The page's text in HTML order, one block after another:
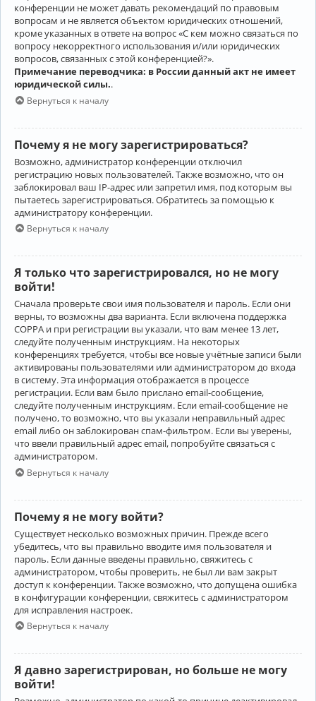
конференции не может давать рекомендаций по правовым
вопросам и не является объектом юридических отношений,
кроме указанных в ответе на вопрос «С кем можно связаться по
вопросу некорректного использования и/или юридических
вопросов, связанных с этой конференцией?».
Примечание переводчика: в России данный акт не имеет
юридической силы..
Вернуться к началу
Почему я не могу зарегистрироваться?
Возможно, администратор конференции отключил
регистрацию новых пользователей. Также возможно, что он
заблокировал ваш IP-адрес или запретил имя, под которым вы
пытаетесь зарегистрироваться. Обратитесь за помощью к
администратору конференции.
Вернуться к началу
Я только что зарегистрировался, но не могу
войти!
Сначала проверьте свои имя пользователя и пароль. Если они
верны, то возможны два варианта. Если включена поддержка
COPPA и при регистрации вы указали, что вам менее 13 лет,
следуйте полученным инструкциям. На некоторых
конференциях требуется, чтобы все новые учётные записи были
активированы пользователями или администратором до входа
в систему. Эта информация отображается в процессе
регистрации. Если вам было прислано email-сообщение,
следуйте полученным инструкциям. Если email-сообщение не
получено, то возможно, что вы указали неправильный адрес
email либо он заблокирован спам-фильтром. Если вы уверены,
что ввели правильный адрес email, попробуйте связаться с
администратором.
Вернуться к началу
Почему я не могу войти?
Существует несколько возможных причин. Прежде всего
убедитесь, что вы правильно вводите имя пользователя и
пароль. Если данные введены правильно, свяжитесь с
администратором, чтобы проверить, не был ли вам закрыт
доступ к конференции. Также возможно, что допущена ошибка
в конфигурации конференции, свяжитесь с администратором
для исправления настроек.
Вернуться к началу
Я давно зарегистрирован, но больше не могу
войти!